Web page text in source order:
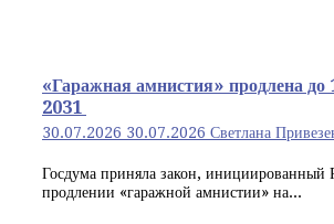
«Гаражная амнистия» продлена до
2031
30.07.2026 30.07.2026 Светлана
Госдума приняла закон, инициированный
продлении «гаражной амнистии» на...